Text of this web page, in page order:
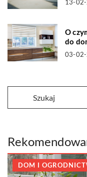
13-
O
do
03-
DOM I